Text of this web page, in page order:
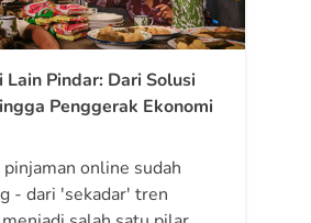
Lain Pindar: Dari Solusi
Penggerak Ekonomi
online sudah
- dari 'sekadar' tren